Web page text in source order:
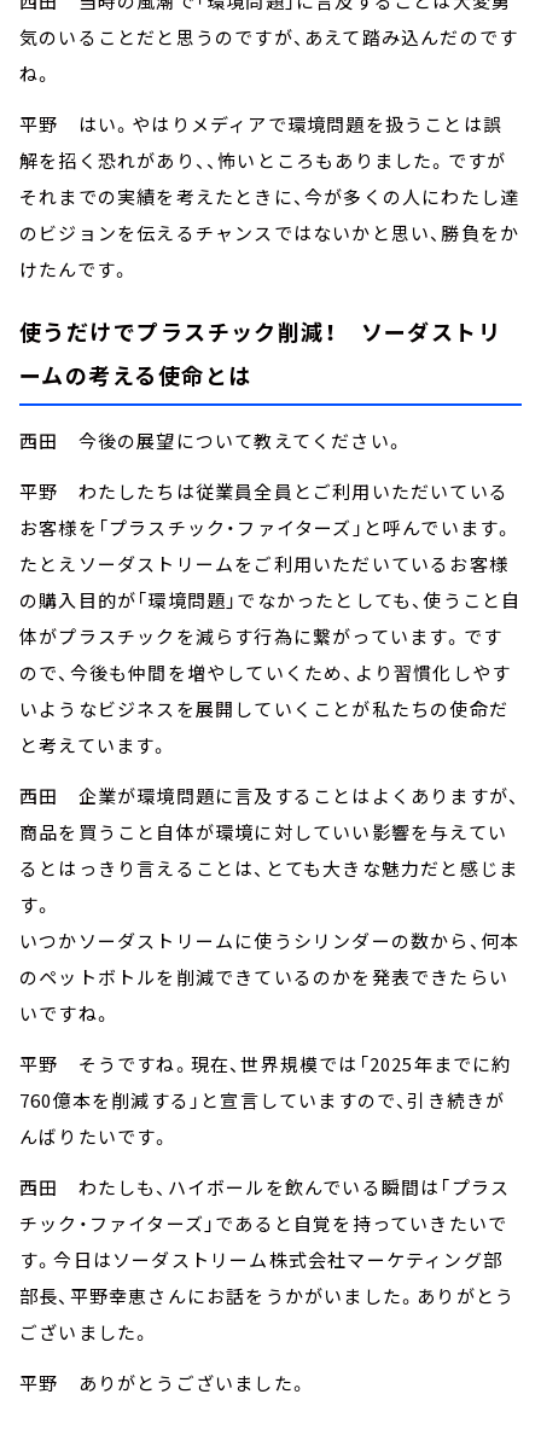
気のいることだと思うのですが、あえて踏み込んだのです
ね。
平野 はい。やはりメディアで環境問題を扱うことは誤
解を招く恐れがあり、、怖いところもありました。ですが
それまでの実績を考えたときに、今が多くの人にわたし達
のビジョンを伝えるチャンスではないかと思い、勝負をか
けたんです。
使うだけでプラスチック削減！ ソーダストリ
ームの考える使命とは
西田 今後の展望について教えてください。
平野 わたしたちは従業員全員とご利用いただいている
お客様を「プラスチック・ファイターズ」と呼んでいます。
たとえソーダストリームをご利用いただいているお客様
の購入目的が「環境問題」でなかったとしても、使うこと自
体がプラスチックを減らす行為に繋がっています。です
ので、今後も仲間を増やしていくため、より習慣化しやす
いようなビジネスを展開していくことが私たちの使命だ
と考えています。
西田 企業が環境問題に言及することはよくありますが、
商品を買うこと自体が環境に対していい影響を与えてい
るとはっきり言えることは、とても大きな魅力だと感じま
す。
いつかソーダストリームに使うシリンダーの数から、何本
のペットボトルを削減できているのかを発表できたらい
いですね。
平野 そうですね。現在、世界規模では「2025年までに約
760億本を削減する」と宣言していますので、引き続きが
んばりたいです。
西田 わたしも、ハイボールを飲んでいる瞬間は「プラス
チック・ファイターズ」であると自覚を持っていきたいで
す。今日はソーダストリーム株式会社マーケティング部
部長、平野幸恵さんにお話をうかがいました。ありがとう
ございました。
平野 ありがとうございました。